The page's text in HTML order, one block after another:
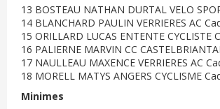
13 BOSTEAU NATHAN DURTAL VELO
14 BLANCHARD PAULIN VERRIERES AC
15 ORILLARD LUCAS ENTENTE CYCLISTE
16 PALIERNE MARVIN CC
17 NAULLEAU MAXENCE VERRIERES AC
18 MORELL MATYS ANGERS CYCLISME
Minimes